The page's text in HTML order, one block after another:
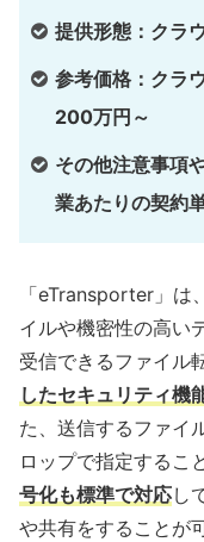
提供形態：クラ
参考価格：クラ
200万円～
その他注意事項
業あたりの契約単
「eTransporter」は
イルや機密性の高い
受信できるファイル
したセキュリティ機
た、送信するファイ
ロップで指定するこ
号化も標準で対応し
や共有をすることが